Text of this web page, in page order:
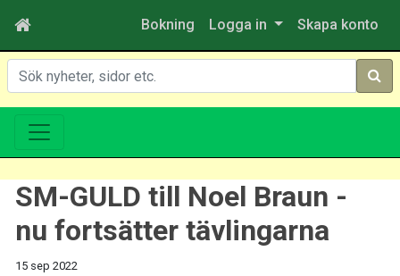
Bokning Logga in Skapa konto
Sök
SM-GULD till Noel Braun -
nu fortsätter tävlingarna
15 sep 2022